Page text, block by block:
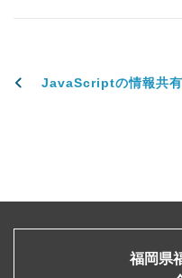
JavaScriptの情報共
福岡県